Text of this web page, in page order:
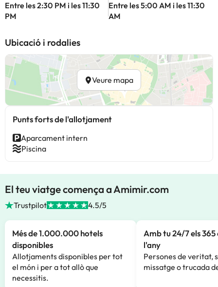
Entre les 2:30 PM i les 11:30
PM
Entre les 5:00 AM i les 11:30
AM
Ubicació i rodalies
Veure mapa
Punts forts de l'allotjament
Aparcament intern
Piscina
El teu viatge comença a Amimir.com
Trustpilot 4.5/5
Més de 1.000.000 hotels
disponibles
Allotjaments disponibles per tot
el món i per a tot allò que
necessitis.
Amb tu 24/7 els 365
l'any
Persones de veritat,
missatge o trucada